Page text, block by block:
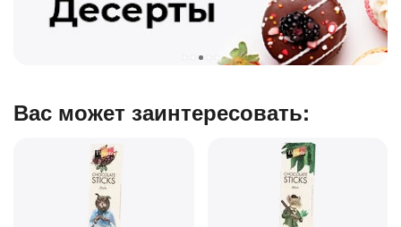
Вас может заинтересовать: